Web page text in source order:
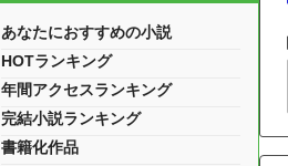
あなたにおすすめの小説
HOTランキング
年間アクセスランキング
完結小説ランキング
書籍化作品